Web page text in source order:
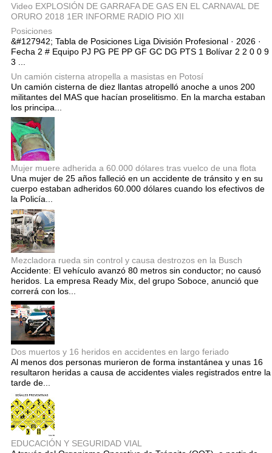
Video EXPLOSIÓN DE GARRAFA DE GAS EN EL CARNAVAL DE
ORURO 2018 1ER INFORME RADIO PIO XII
Posiciones
&#127942; Tabla de Posiciones Liga División Profesional · 2026 ·
Fecha 2 # Equipo PJ PG PE PP GF GC DG PTS 1 Bolívar 2 2 0 0 9
3 ...
Un camión cisterna atropella a masistas en Potosí
Un camión cisterna de diez llantas atropelló anoche a unos 200
militantes del MAS que hacían proselitismo. En la marcha estaban
los principa...
Mujer muere adherida a 60.000 dólares tras vuelco de una flota
Una mujer de 25 años falleció en un accidente de tránsito y en su
cuerpo estaban adheridos 60.000 dólares cuando los efectivos de
la Policía...
Mezcladora rueda sin control y causa destrozos en la Busch
Accidente: El vehículo avanzó 80 metros sin conductor; no causó
heridos. La empresa Ready Mix, del grupo Soboce, anunció que
correrá con los...
Dos muertos y 16 heridos en accidentes en largo feriado
Al menos dos personas murieron de forma instantánea y unas 16
resultaron heridas a causa de accidentes viales registrados entre la
tarde de...
EDUCACIÓN Y SEGURIDAD VIAL